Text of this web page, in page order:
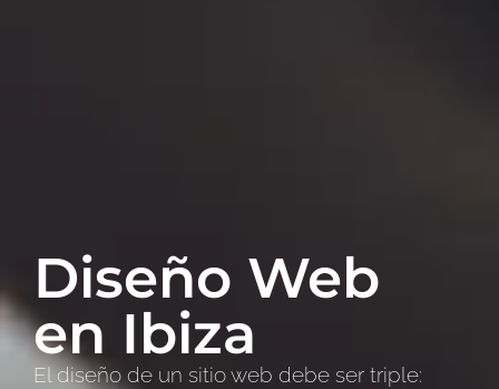
Diseño Web
en Ibiza
El diseño de un sitio web debe ser triple: